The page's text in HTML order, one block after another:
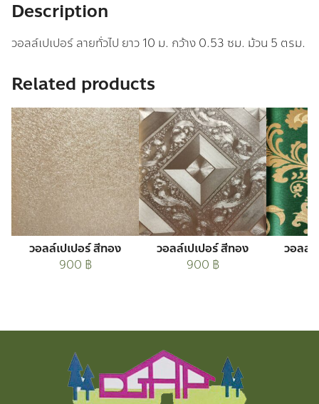
Description
วอลล์เปเปอร์ ลายทั่วไป ยาว 10 ม. กว้าง 0.53 ซม. ม้วน 5 ตรม.
Related products
วอลล์เปเปอร์ สีทอง
900 ฿
วอลล์เปเปอร์ สีทอง
900 ฿
วอลล์